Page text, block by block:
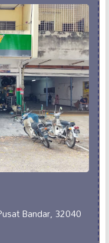
Bandar, 32040